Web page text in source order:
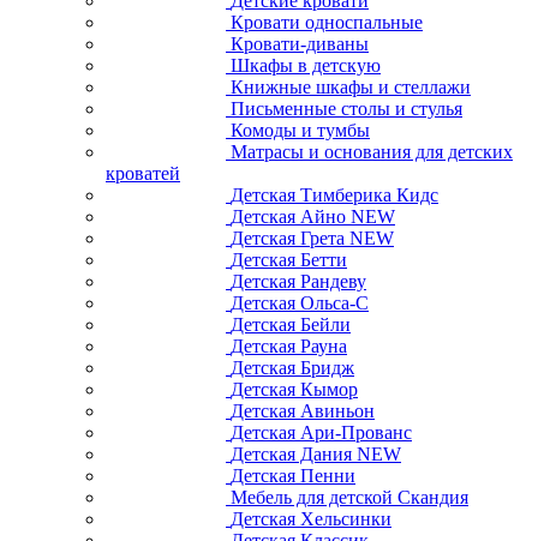
Кровати односпальные
Кровати-диваны
Шкафы в детскую
Книжные шкафы и стеллажи
Письменные столы и стулья
Комоды и тумбы
Матрасы и основания для детских
кроватей
Детская Тимберика Кидс
Детская Айно NEW
Детская Грета NEW
Детская Бетти
Детская Рандеву
Детская Ольса-С
Детская Бейли
Детская Рауна
Детская Бридж
Детская Кымор
Детская Авиньон
Детская Ари-Прованс
Детская Дания NEW
Детская Пенни
Мебель для детской Скандия
Детская Хельсинки